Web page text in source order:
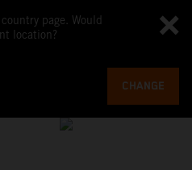
page. Would
location?
CHANGE